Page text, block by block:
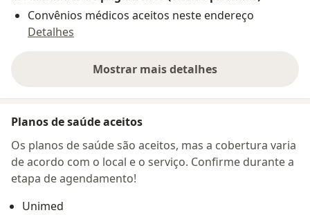
Convênios médicos aceitos neste endereço
Detalhes
Mostrar mais detalhes
sobre o endereço
Planos de saúde aceitos
Os planos de saúde são aceitos, mas a cobertura varia
de acordo com o local e o serviço. Confirme durante a
etapa de agendamento!
Unimed